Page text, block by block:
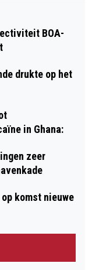
OVER
BOA-
drukte op het
in Ghana:
zeer
komst nieuwe